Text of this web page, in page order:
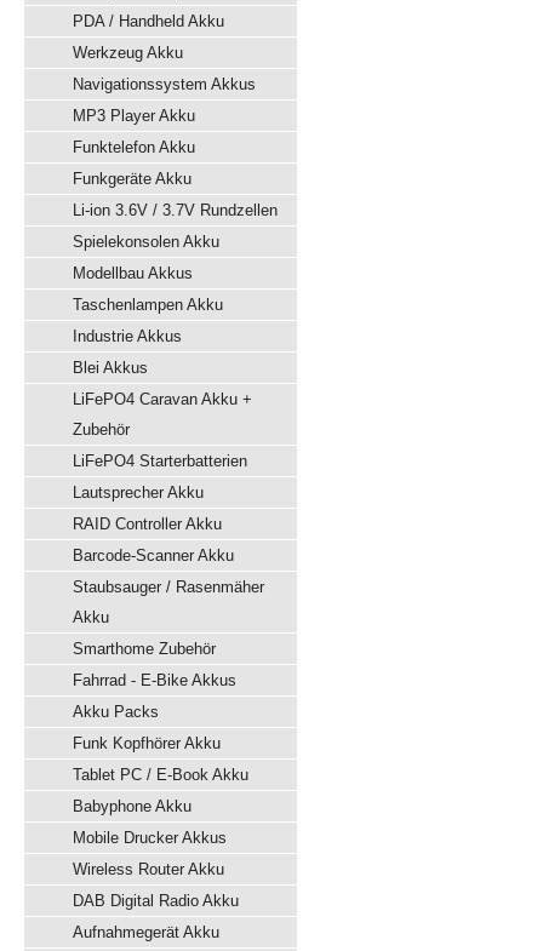
PDA / Handheld Akku
Werkzeug Akku
Navigationssystem Akkus
MP3 Player Akku
Funktelefon Akku
Funkgeräte Akku
Li-ion 3.6V / 3.7V Rundzellen
Spielekonsolen Akku
Modellbau Akkus
Taschenlampen Akku
Industrie Akkus
Blei Akkus
LiFePO4 Caravan Akku +
Zubehör
LiFePO4 Starterbatterien
Lautsprecher Akku
RAID Controller Akku
Barcode-Scanner Akku
Staubsauger / Rasenmäher
Akku
Smarthome Zubehör
Fahrrad - E-Bike Akkus
Akku Packs
Funk Kopfhörer Akku
Tablet PC / E-Book Akku
Babyphone Akku
Mobile Drucker Akkus
Wireless Router Akku
DAB Digital Radio Akku
Aufnahmegerät Akku